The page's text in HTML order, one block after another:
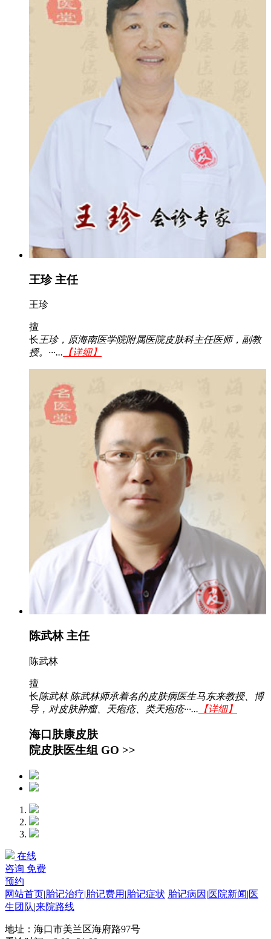
王珍 主任
王珍
擅
长王珍，原海南医学院附属医院皮肤科主任医师，副教
授。···... 【详细】
陈武林 主任
陈武林
擅
长陈武林 陈武林师承着名的皮肤病医生马东来教授、博
导，对皮肤肿瘤、天疱疮、类天疱疮···... 【详细】
海口肤康皮肤
院皮肤医生组 GO >>
在线
咨询 免费
预约
网站首页|胎记治疗|胎记费用 |胎记症状 胎记病因 |医院新闻|医
生团队|来院路线
地址：海口市美兰区海府路97号